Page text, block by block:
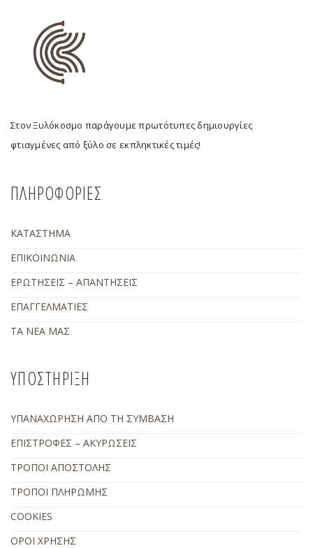
Στον Ξυλόκοσμο παράγουμε πρωτότυπες δημιουργίες
φτιαγμένες από ξύλο σε εκπληκτικές τιμές!
ΠΛΗΡΟΦΟΡΙΕΣ
ΚΑΤΑΣΤΗΜΑ
ΕΠΙΚΟΙΝΩΝΙΑ
ΕΡΩΤΗΣΕΙΣ – ΑΠΑΝΤΗΣΕΙΣ
ΕΠΑΓΓΕΛΜΑΤΙΕΣ
ΤΑ ΝΕΑ ΜΑΣ
ΥΠΟΣΤΗΡΙΞΗ
ΥΠΑΝΑΧΩΡΗΣΗ ΑΠΟ ΤΗ ΣΥΜΒΑΣΗ
ΕΠΙΣΤΡΟΦΕΣ – ΑΚΥΡΩΣΕΙΣ
ΤΡΟΠΟΙ ΑΠΟΣΤΟΛΗΣ
ΤΡΟΠΟΙ ΠΛΗΡΩΜΗΣ
COOKIES
ΟΡΟΙ ΧΡΗΣΗΣ